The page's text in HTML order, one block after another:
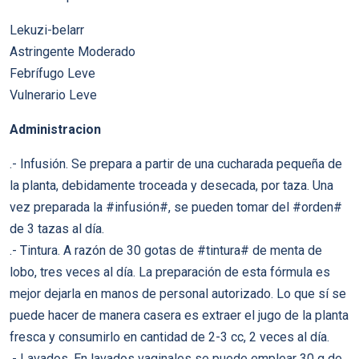
Lekuzi-belarr
Astringente Moderado
Febrífugo Leve
Vulnerario Leve
Administracion
.- Infusión. Se prepara a partir de una cucharada pequeña de
la planta, debidamente troceada y desecada, por taza. Una
vez preparada la #infusión#, se pueden tomar del #orden#
de 3 tazas al día.
.- Tintura. A razón de 30 gotas de #tintura# de menta de
lobo, tres veces al día. La preparación de esta fórmula es
mejor dejarla en manos de personal autorizado. Lo que sí se
puede hacer de manera casera es extraer el jugo de la planta
fresca y consumirlo en cantidad de 2-3 cc, 2 veces al día.